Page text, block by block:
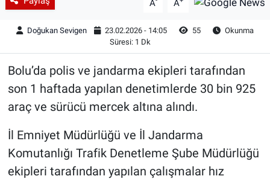
A A
Doğukan Sevigen 23.02.2026 - 14:05 55
Okunma
Süresi: 1 Dk
Bolu’da polis ve jandarma ekipleri tarafından
son 1 haftada yapılan denetimlerde 30 bin 925
araç ve sürücü mercek altına alındı.
İl Emniyet Müdürlüğü ve İl Jandarma
Komutanlığı Trafik Denetleme Şube Müdürlüğü
ekipleri tarafından yapılan çalışmalar hız